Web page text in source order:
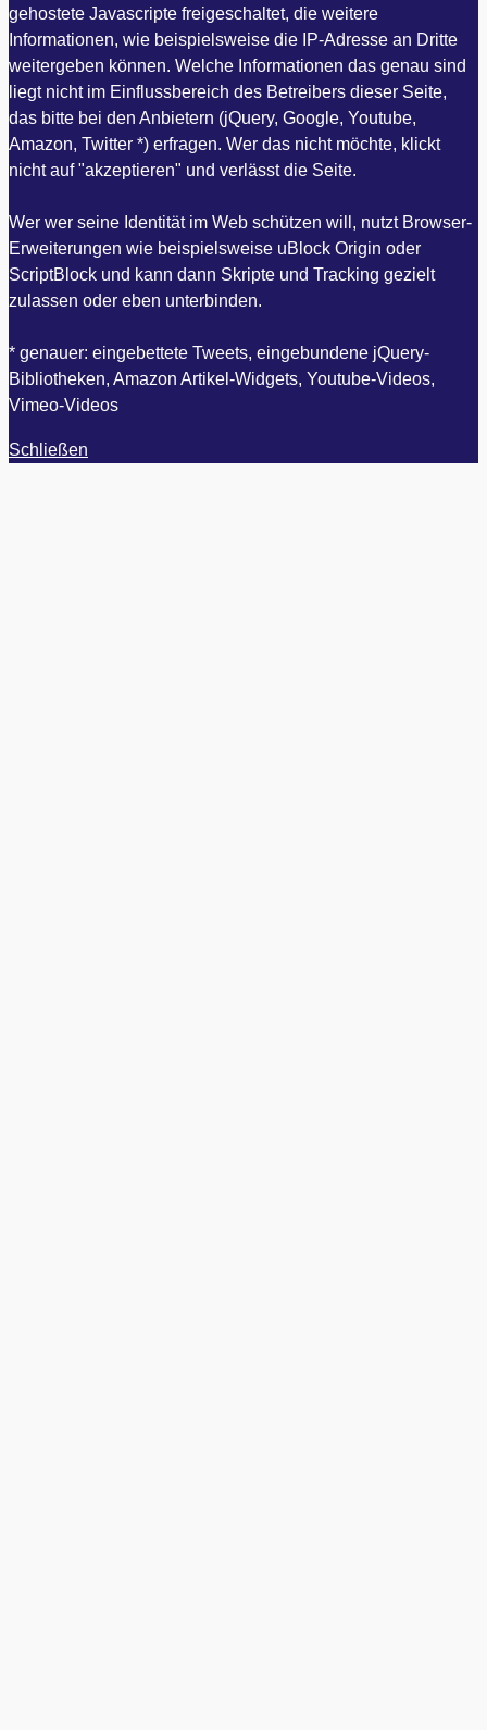
gehostete Javascripte freigeschaltet, die weitere
Informationen, wie beispielsweise die IP-Adresse an Dritte
weitergeben können. Welche Informationen das genau sind
liegt nicht im Einflussbereich des Betreibers dieser Seite,
das bitte bei den Anbietern (jQuery, Google, Youtube,
Amazon, Twitter *) erfragen. Wer das nicht möchte, klickt
nicht auf "akzeptieren" und verlässt die Seite.
Wer wer seine Identität im Web schützen will, nutzt Browser-
Erweiterungen wie beispielsweise uBlock Origin oder
ScriptBlock und kann dann Skripte und Tracking gezielt
zulassen oder eben unterbinden.
* genauer: eingebettete Tweets, eingebundene jQuery-
Bibliotheken, Amazon Artikel-Widgets, Youtube-Videos,
Vimeo-Videos
Schließen